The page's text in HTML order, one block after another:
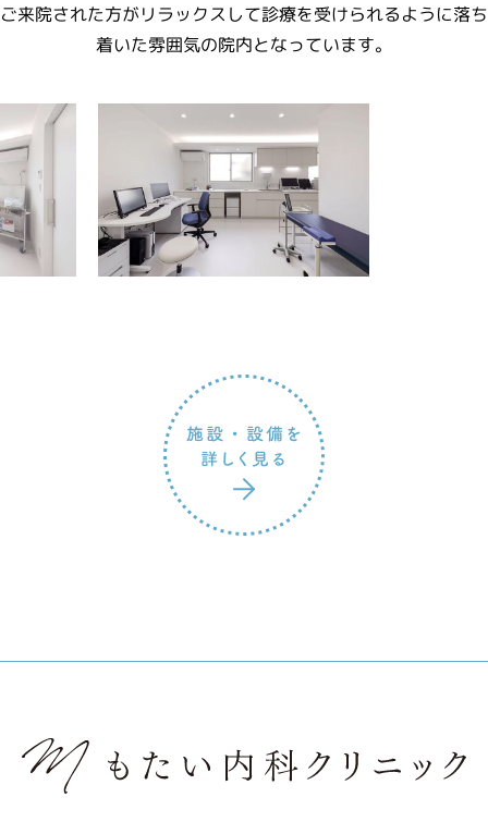
ご来院された方がリラックスして診療を受けられるように落ち
着いた雰囲気の院内となっています。